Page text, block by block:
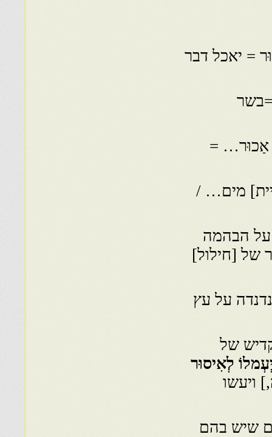
= יאכל דבר
אַכוּר… =
מים… /
על הבהמה
של [חילול]
על עץ
של
לְאִיסוּר
ויעשו
שיש בהם